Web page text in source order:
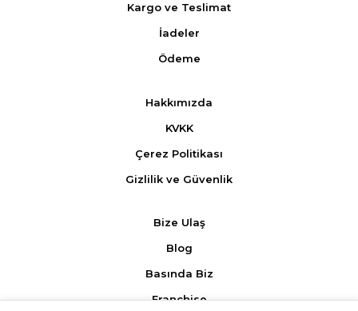
Kargo ve Teslimat
İadeler
Ödeme
Hakkımızda
KVKK
Çerez Politikası
Gizlilik ve Güvenlik
Bize Ulaş
Blog
Basında Biz
Franchise